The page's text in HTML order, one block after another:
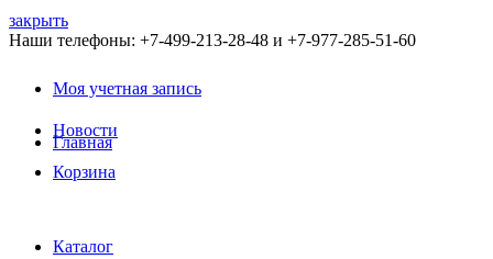
закрыть
Наши телефоны: +7-499-213-28-48 и +7-977-285-51-60
Моя учетная запись
Новости
Корзина
Главная
Каталог